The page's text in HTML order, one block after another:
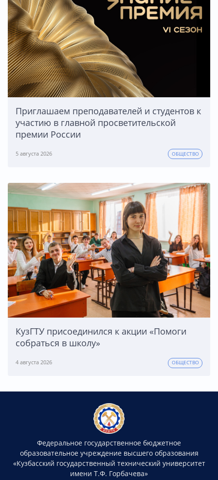
Приглашаем преподавателей и студентов к
участию в главной просветительской
премии России
5 августа 2026 ОБЩЕСТВО
КузГТУ присоединился к акции «Помоги
собраться в школу»
4 августа 2026 ОБЩЕСТВО
Федеральное государственное бюджетное
образовательное учреждение высшего образования
«Кузбасский государственный технический университет
имени Т.Ф. Горбачева»